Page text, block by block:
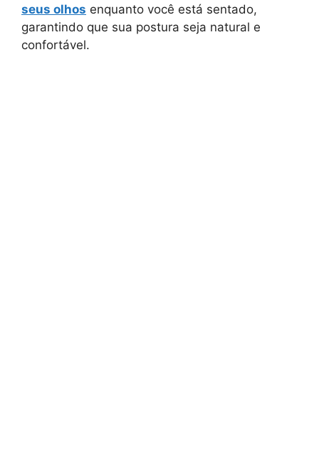
seus olhos enquanto você está sentado,
garantindo que sua postura seja natural e
confortável.